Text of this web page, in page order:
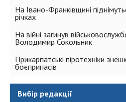
На Івано-Франківщині
річках
На війні загинув
Володимир Сокольник
Прикарпатські піротехніки
боєприпасів
Вибір редакції